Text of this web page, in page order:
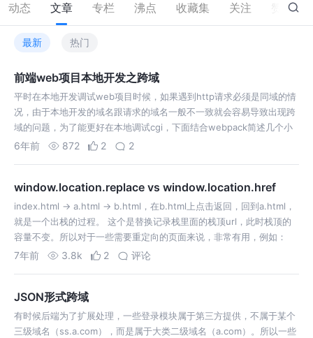
动态 文章 专栏 沸点 收藏集 关注 216
最新 热门
前端web项目本地开发之跨域
平时在本地开发调试web项目时候，如果遇到http请求必须是同域的情
况，由于本地开发的域名跟请求的域名一般不一致就会容易导致出现跨
域的问题，为了能更好在本地调试cgi，下面结合webpack简述几个小
技巧。 在本地开发模式下，不使用绝对路径来请求cgi，使用相对路
6年前 872 2 2
window.location.replace vs window.location.href
index.html -> a.html -> b.html，在b.html上点击返回，回到a.html，
就是一个出栈的过程。 这个是替换记录栈里面的栈顶url，此时栈顶的
容量不变。所以对于一些需要重定向的页面来说，非常有用，例如：
7年前 3.8k 2 评论
JSON形式跨域
有时候后端为了扩展处理，一些登录模块属于第三方提供，不属于某个
三级域名（ss.a.com），而是属于大类二级域名（a.com）。所以一些